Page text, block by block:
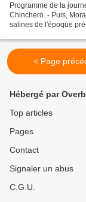
Programme de la
Chinchero. - Puis,
salines de l'époque
< Page
Hébergé par
Top articles
Pages
Contact
Signaler un abus
C.G.U.